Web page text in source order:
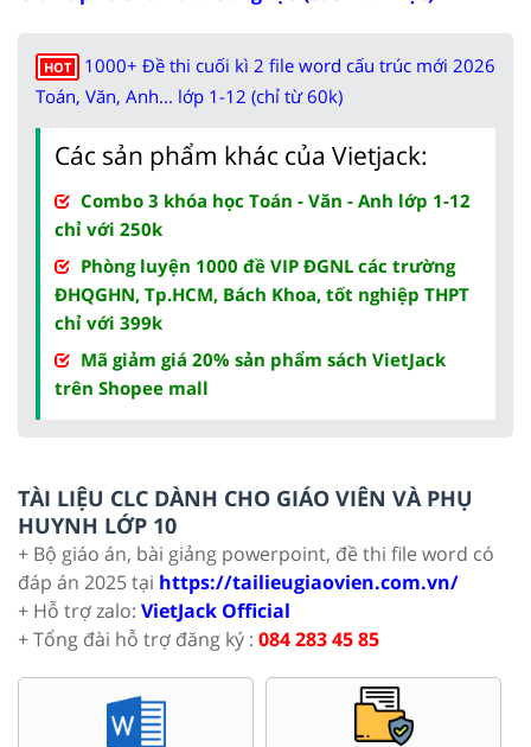
HOT
1000+ Đề thi cuối kì 2 file word cấu trúc mới 2026
Toán, Văn, Anh... lớp 1-12 (chỉ từ 60k)
Các sản phẩm khác của Vietjack:
Combo 3 khóa học Toán - Văn - Anh lớp 1-12
chỉ với 250k
Phòng luyện 1000 đề VIP ĐGNL các trường
ĐHQGHN, Tp.HCM, Bách Khoa, tốt nghiệp THPT
chỉ với 399k
Mã giảm giá 20% sản phẩm sách VietJack
trên Shopee mall
TÀI LIỆU CLC DÀNH CHO GIÁO VIÊN VÀ PHỤ
HUYNH LỚP 10
+ Bộ giáo án, bài giảng powerpoint, đề thi file word có
đáp án 2025 tại https://tailieugiaovien.com.vn/
+ Hỗ trợ zalo: VietJack Official
+ Tổng đài hỗ trợ đăng ký : 084 283 45 85